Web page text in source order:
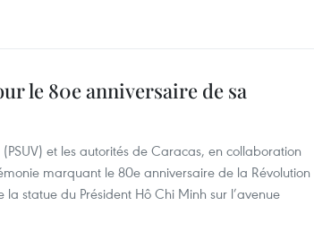
le 80e anniversaire de sa
et les autorités de Caracas, en collaboration
marquant le 80e anniversaire de la Révolution
statue du Président Hô Chi Minh sur l’avenue